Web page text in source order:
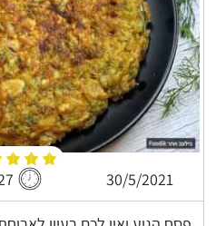
30/5/2021
27